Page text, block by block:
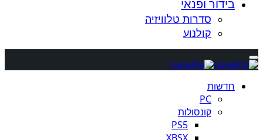
בידור ופנאי
סדרות טלוויזיה
קולנוע
חדשות
PC
קונסולות
PS5